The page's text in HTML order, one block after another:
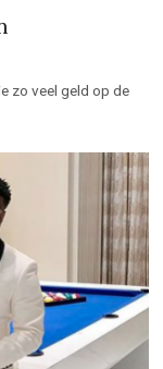
zo veel geld op de